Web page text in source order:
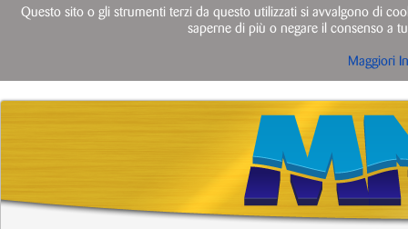
Questo sito o gli strumenti terzi da questo utilizzati si avvalgono di
saperne di più o negare il consenso a
Maggiori